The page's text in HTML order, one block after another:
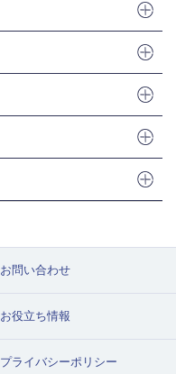
お問い合わせ
お役立ち情報
プライバシーポリシー